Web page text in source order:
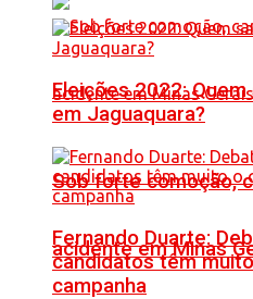
Sob forte comoção,
acidente em Minas
Eleições 2022:
em Jaguaquara?
Fernando Duarte:
candidatos têm
campanha